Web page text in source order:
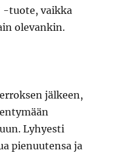
-tuote, vaikka
olevankin.
jälkeen,
Lyhyesti
pienuutensa ja